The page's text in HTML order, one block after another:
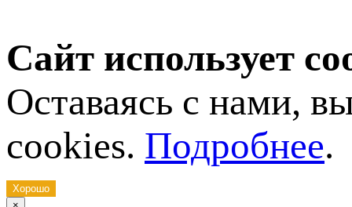
Сайт использует
Оставаясь с нами,
cookies. Подробнее.
Хорошо